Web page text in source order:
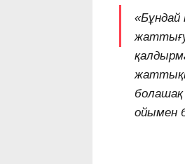
болашақ
ойымен